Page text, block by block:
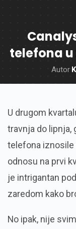
telefona u
Autor
U drugom
travnja do lipnja,
telefona iznosile
odnosu na prvi
je intrigantan
zaredom kako
No ipak, nije